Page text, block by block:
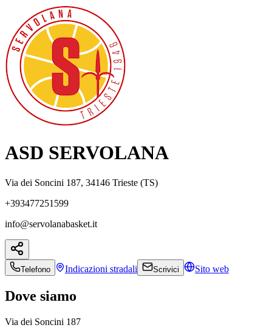
ASD SERVOLANA
Via dei Soncini 187, 34146 Trieste (TS)
+393477251599
info@servolanabasket.it
Telefono Indicazioni stradali Scrivici Sito web
Dove siamo
Via dei Soncini 187